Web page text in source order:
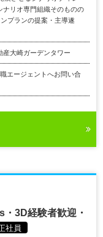
ナリオ専門組織そのものの
プランの提案・主導遂
大崎ガーデンタワー
エージェントへお問い合
3D経験者歓迎・
社員